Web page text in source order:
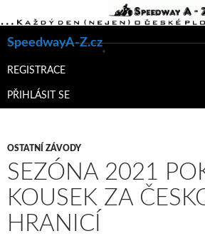
SpeedwayA-Z.cz
K
WEBU
REGISTRACE
PŘIHLÁSIT SE
OSTATNÍ ZÁVODY
SEZÓNA 2021
KOUSEK ZA
HRANICÍ